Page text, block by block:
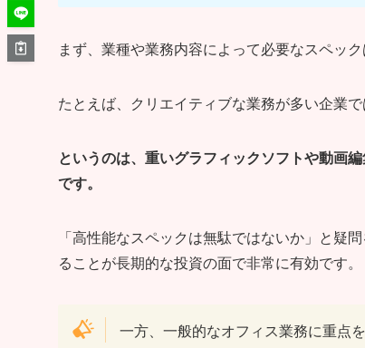
まず、業種や業務内容によって必要なスペック
たとえば、クリエイティブな業務が多い企業
というのは、重いグラフィックソフトや動画
です。
「高性能なスペックは無駄ではないか」と疑
ることが長期的な投資の面で非常に有効です。
一方、一般的なオフィス業務に重点